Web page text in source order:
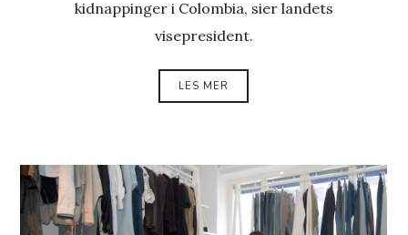
kidnappinger i Colombia, sier landets
visepresident.
LES MER